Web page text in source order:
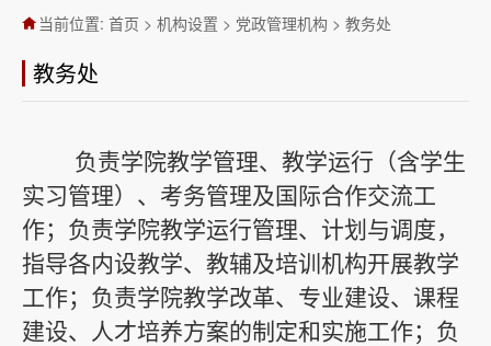
当前位置:首页 >机构设置 > 党政管理机构 >教务处
教务处
负责学院教学管理、教学运行（含学生
实习管理）、考务管理及国际合作交流工
作；负责学院教学运行管理、计划与调度，
指导各内设教学、教辅及培训机构开展教学
工作；负责学院教学改革、专业建设、课程
建设、人才培养方案的制定和实施工作；负